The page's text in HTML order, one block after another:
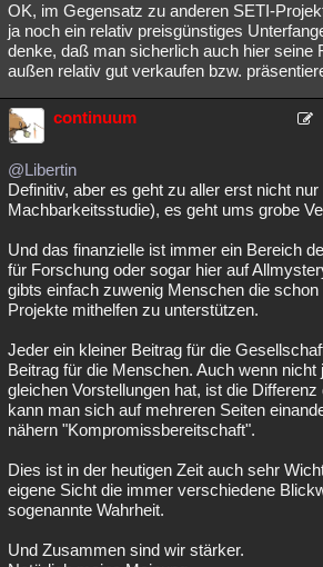
OK, im Gegensatz zu anderen SETI-
ja noch ein relativ preisgünstiges
denke, daß man sicherlich auch hier seine
außen relativ gut verkaufen bzw.
continuum
@Libertin
Definitiv, aber es geht zu aller erst nicht
Machbarkeitsstudie), es geht ums grobe
Und das finanzielle ist immer ein Bereich
für Forschung oder sogar hier auf
gibts einfach zuwenig Menschen die
Projekte mithelfen zu unterstützen.
Jeder ein kleiner Beitrag für die
Beitrag für die Menschen. Auch wenn nicht
gleichen Vorstellungen hat, ist die
kann man sich auf mehreren Seiten
nähern "Kompromissbereitschaft".
Dies ist in der heutigen Zeit auch sehr
eigene Sicht die immer verschiedene
sogenannte Wahrheit.
Und Zusammen sind wir stärker.